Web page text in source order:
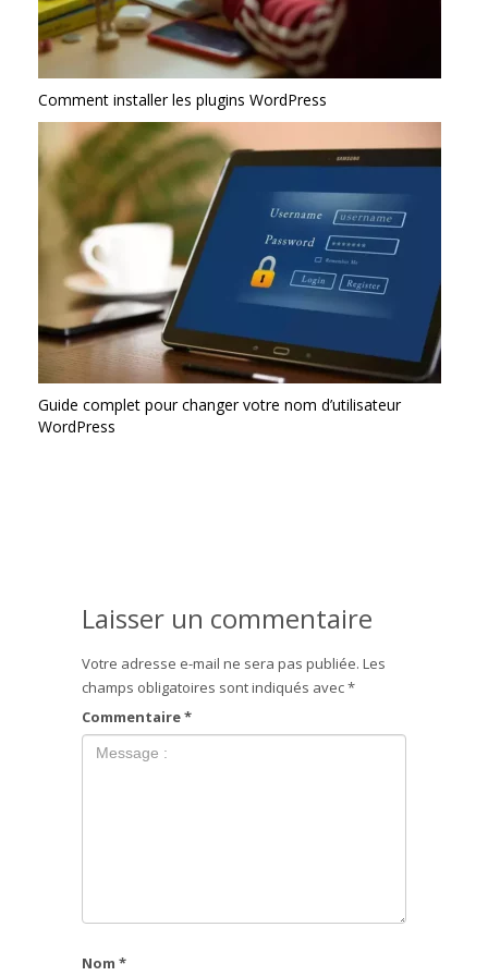
Comment installer les plugins WordPress
Guide complet pour changer votre nom d’utilisateur
WordPress
Laisser un commentaire
Votre adresse e-mail ne sera pas publiée. Les
champs obligatoires sont indiqués avec*
Commentaire*
Nom *